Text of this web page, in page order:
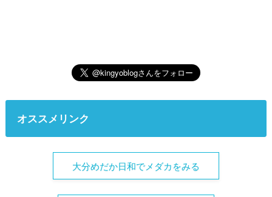
オススメリンク
大分めだか日和でメダカをみる